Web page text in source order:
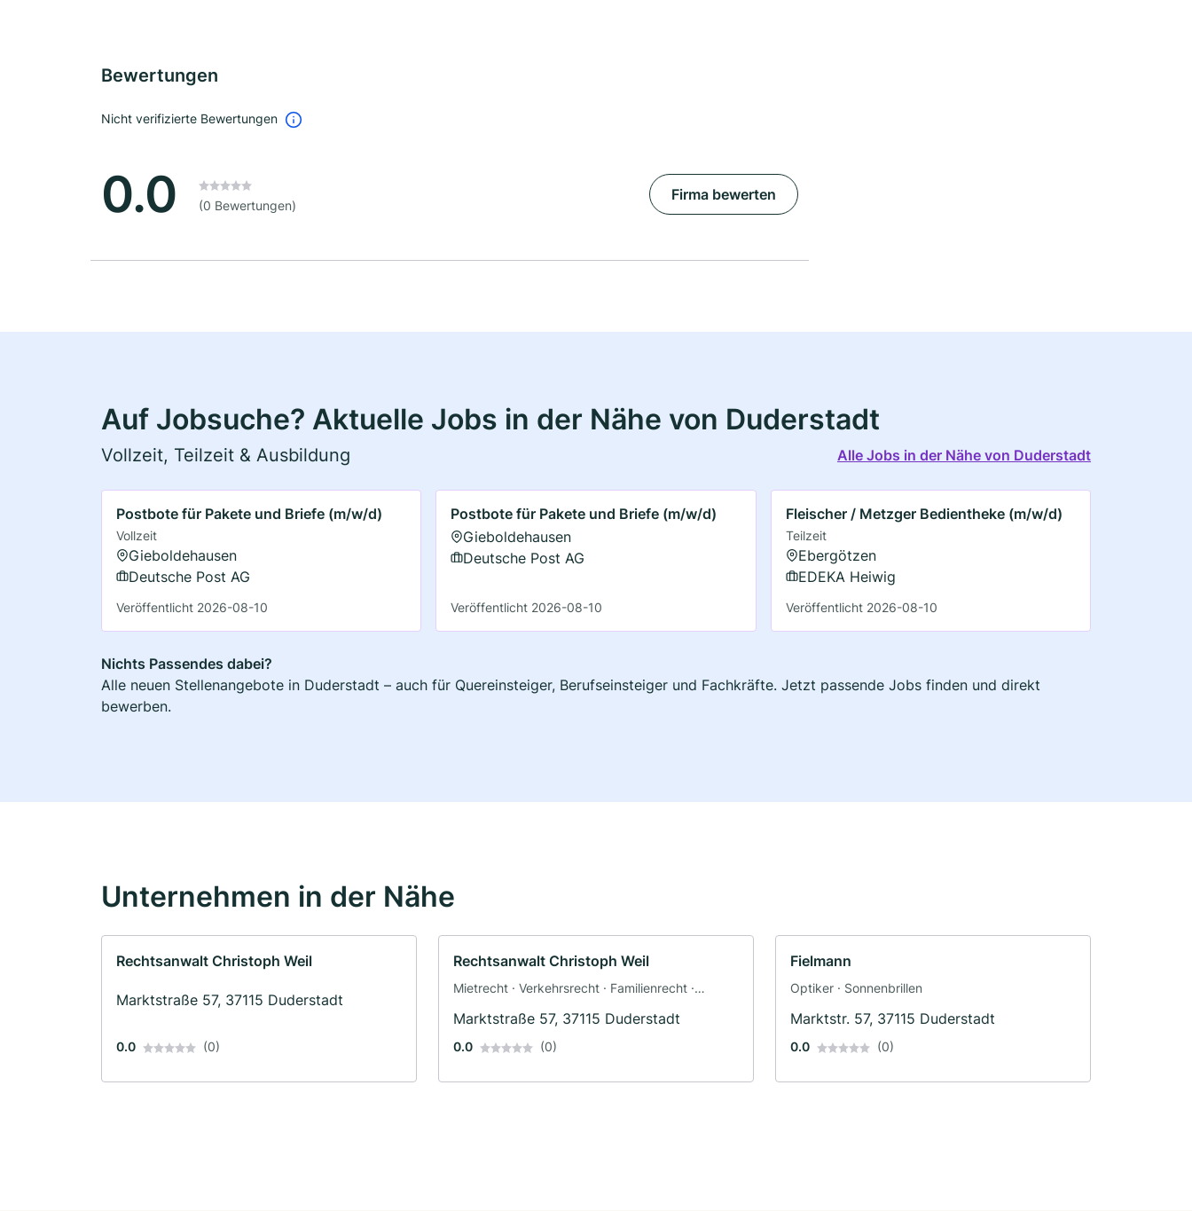
Bewertungen
Nicht verifizierte Bewertungen
0.0 (0 Bewertungen)
Firma bewerten
Auf Jobsuche? Aktuelle Jobs in der Nähe von Duderstadt
Vollzeit, Teilzeit & Ausbildung Alle Jobs in der Nähe von Duderstadt
Postbote für Pakete und Briefe (m/w/d)
Vollzeit
Gieboldehausen
Deutsche Post AG
Veröffentlicht 2026-08-10
Postbote für Pakete und Briefe (m/w/d)
Gieboldehausen
Deutsche Post AG
Veröffentlicht 2026-08-10
Fleischer / Metzger Bedientheke (m/w/d)
Teilzeit
Ebergötzen
EDEKA Heiwig
Veröffentlicht 2026-08-10
Nichts Passendes dabei?
Alle neuen Stellenangebote in Duderstadt – auch für Quereinsteiger, Berufseinsteiger und Fachkräfte. Jetzt passende Jobs finden und direkt
bewerben.
Unternehmen in der Nähe
Rechtsanwalt Christoph Weil
Marktstraße 57, 37115 Duderstadt
0.0 (0)
Rechtsanwalt Christoph Weil
Mietrecht · Verkehrsrecht · Familienrecht ·
Marktstraße 57, 37115 Duderstadt
0.0 (0)
Fielmann
Optiker · Sonnenbrillen
Marktstr. 57, 37115 Duderstadt
0.0 (0)